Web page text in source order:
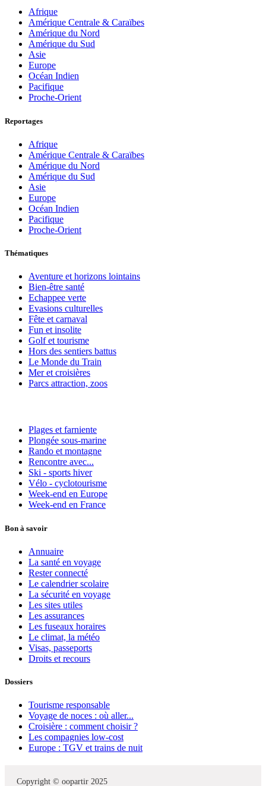
Afrique
Amérique Centrale & Caraïbes
Amérique du Nord
Amérique du Sud
Asie
Europe
Océan Indien
Pacifique
Proche-Orient
Reportages
Afrique
Amérique Centrale & Caraïbes
Amérique du Nord
Amérique du Sud
Asie
Europe
Océan Indien
Pacifique
Proche-Orient
Thématiques
Aventure et horizons lointains
Bien-être santé
Echappee verte
Evasions culturelles
Fête et carnaval
Fun et insolite
Golf et tourisme
Hors des sentiers battus
Le Monde du Train
Mer et croisières
Parcs attraction, zoos
Plages et farniente
Plongée sous-marine
Rando et montagne
Rencontre avec...
Ski - sports hiver
Vélo - cyclotourisme
Week-end en Europe
Week-end en France
Bon à savoir
Annuaire
La santé en voyage
Rester connecté
Le calendrier scolaire
La sécurité en voyage
Les sites utiles
Les assurances
Les fuseaux horaires
Le climat, la météo
Visas, passeports
Droits et recours
Dossiers
Tourisme responsable
Voyage de noces : où aller...
Croisière : comment choisir ?
Les compagnies low-cost
Europe : TGV et trains de nuit
Copyright © oopartir 2025